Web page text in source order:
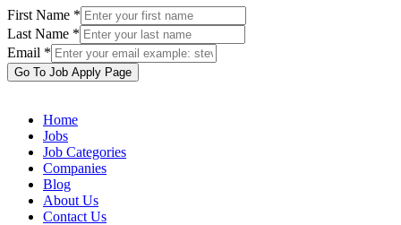
First Name *
Last Name *
Email *
Go To Job Apply Page
Home
Jobs
Job Categories
Companies
Blog
About Us
Contact Us